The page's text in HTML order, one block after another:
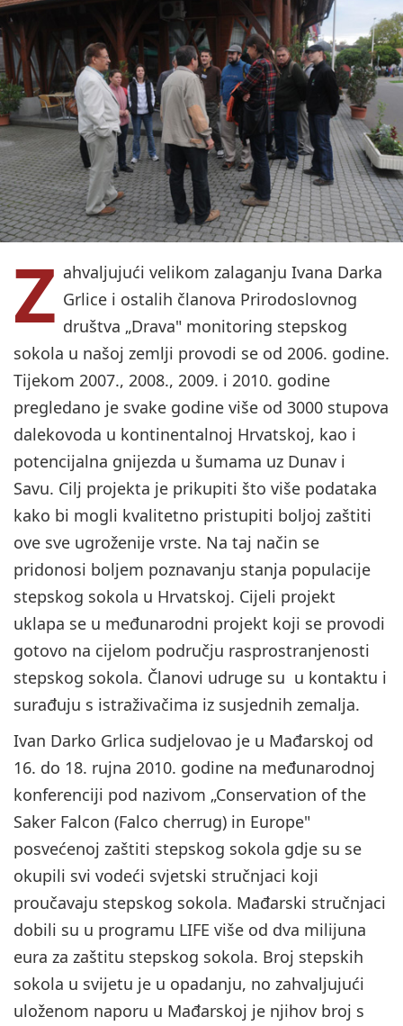
Z ahvaljujući velikom zalaganju Ivana Darka
Grlice i ostalih članova Prirodoslovnog
društva „Drava" monitoring stepskog
sokola u našoj zemlji provodi se od 2006. godine.
Tijekom 2007., 2008., 2009. i 2010. godine
pregledano je svake godine više od 3000 stupova
dalekovoda u kontinentalnoj Hrvatskoj, kao i
potencijalna gnijezda u šumama uz Dunav i
Savu. Cilj projekta je prikupiti što više podataka
kako bi mogli kvalitetno pristupiti boljoj zaštiti
ove sve ugroženije vrste. Na taj način se
pridonosi boljem poznavanju stanja populacije
stepskog sokola u Hrvatskoj. Cijeli projekt
uklapa se u međunarodni projekt koji se provodi
gotovo na cijelom području rasprostranjenosti
stepskog sokola. Članovi udruge su u kontaktu i
surađuju s istraživačima iz susjednih zemalja.
Ivan Darko Grlica sudjelovao je u Mađarskoj od
16. do 18. rujna 2010. godine na međunarodnoj
konferenciji pod nazivom „Conservation of the
Saker Falcon (Falco cherrug) in Europe"
posvećenoj zaštiti stepskog sokola gdje su se
okupili svi vodeći svjetski stručnjaci koji
proučavaju stepskog sokola. Mađarski stručnjaci
dobili su u programu LIFE više od dva milijuna
eura za zaštitu stepskog sokola. Broj stepskih
sokola u svijetu je u opadanju, no zahvaljujući
uloženom naporu u Mađarskoj je njihov broj s